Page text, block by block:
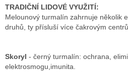
TRADIČNÍ LIDOVÉ VYUŽITÍ:
Melounový turmalín zahrnuje několik
druhů, ty přísluší více čakrovým
Skoryl - černý turmalín: ochrana,
elektrosmogu,imunita.